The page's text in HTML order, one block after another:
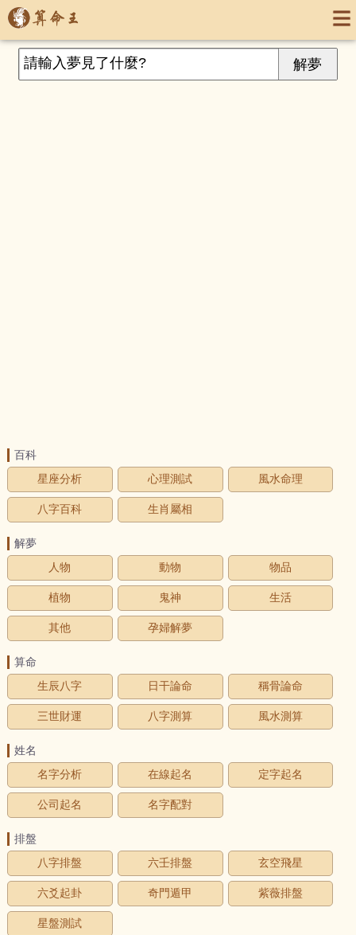
百科
星座分析
心理測試 風水命理
八字百科 生肖屬相
解夢
人物
動物 物品
植物 鬼神 生活
其他 孕婦解夢
算命
生辰八字
日干論命 稱骨論命
三世財運 八字測算 風水測算
姓名
名字分析
在線起名 定字起名
公司起名 名字配對
排盤
八字排盤
六壬排盤 玄空飛星
六爻起卦 奇門遁甲 紫薇排盤
星盤測試